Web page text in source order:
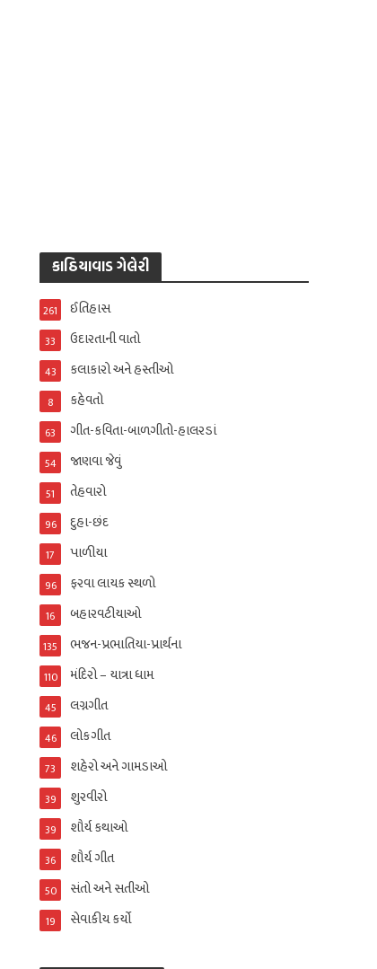
કાઠિયાવાડ ગેલેરી
ઈતિહાસ
261
ઉદારતાની વાતો
33
કલાકારો અને હસ્તીઓ
43
કહેવતો
8
ગીત-કવિતા-બાળગીતો-હાલરડાં
63
જાણવા જેવું
54
તેહવારો
51
દુહા-છંદ
96
પાળીયા
17
ફરવા લાયક સ્થળો
96
બહારવટીયાઓ
16
ભજન-પ્રભાતિયા-પ્રાર્થના
135
મંદિરો – યાત્રા ધામ
110
લગ્નગીત
45
લોકગીત
46
શહેરો અને ગામડાઓ
73
શુરવીરો
39
શૌર્ય કથાઓ
39
શૌર્ય ગીત
36
સંતો અને સતીઓ
50
સેવાકીય કર્યો
19